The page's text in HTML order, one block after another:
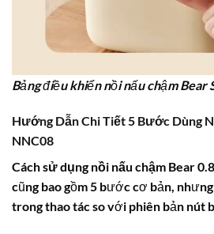
Bảng điều khiển nồi nấu chậm Bear
Hướng Dẫn Chi Tiết 5 Bước Dùng
NNC08
Cách sử dụng nồi nấu chậm Bear
cũng bao gồm 5 bước cơ bản,
trong thao tác so với phiên bản nút